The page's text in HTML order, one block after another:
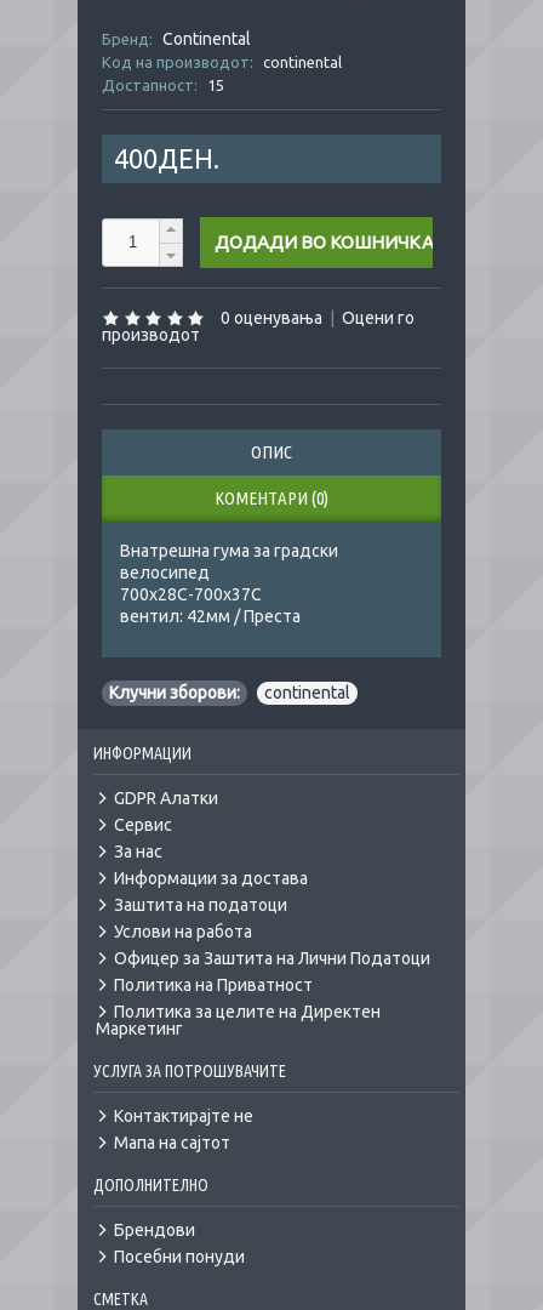
Бренд: Continental
Код на производот:
continental
Достапност:
15
400ДЕН.
0 оценувања
Оцени го
производот
ОПИС
КОМЕНТАРИ (0)
Внатрешна гума за градски
велосипед
700х28С-700х37С
вентил: 42мм / Преста
Клучни зборови: continental
ИНФОРМАЦИИ
GDPR Алатки
Сервис
За нас
Информации за достава
Заштита на податоци
Услови на работа
Офицер за Заштита на Лични Податоци
Политика на Приватност
Политика за целите на Директен
Маркетинг
УСЛУГА ЗА ПОТРОШУВАЧИТЕ
Контактирајте не
Мапа на сајтот
ДОПОЛНИТЕЛНО
Брендови
Посебни понуди
СМЕТКА